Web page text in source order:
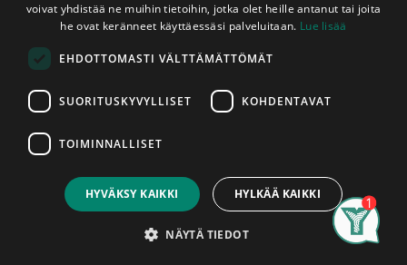
160,00€
Account
Shop
Valmislauteet
Classic-Valmislaude Haapa 600x2100 mm
Classic-Valmislaude Haapa
600x2100 mm
Käsittelemättömästä haavasta valmistettu valmislaude
irrotettavalla istuinosalla. Lauteiden pituus on 2,1m. Laude
mukana toimitetaan kiinnityskapulat, joilla laude voidaan
kiinnittää päädyistä seiniin. Tällöin ei muuta runkoa vaadita.
Pakkaus ei sisällä ruuveja kiinnityskapuloiden
kiinnittämiseen seinään. Valitse sopivat kiinnitysruuvit
voivat yhdistää ne muihin tietoihin, jotka olet heille antanut tai joita
he ovat keränneet käyttäessäsi palveluitaan. Lue lisää
EHDOTTOMASTI VÄLTTÄMÄTTÖMÄT
SUORITUSKYVYLLISET KOHDENTAVAT
TOIMINNALLISET
HYVÄKSY KAIKKI HYLKÄÄ KAIKKI
NÄYTÄ TIEDOT